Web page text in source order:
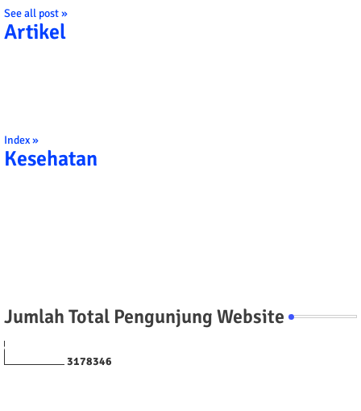
See all post »
Artikel
Index »
Kesehatan
Jumlah Total Pengunjung Website
3178346